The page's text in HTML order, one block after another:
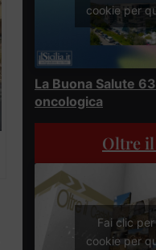
cookie per
La Buona Salute
oncologica
Oltre
Fai clic
cookie per